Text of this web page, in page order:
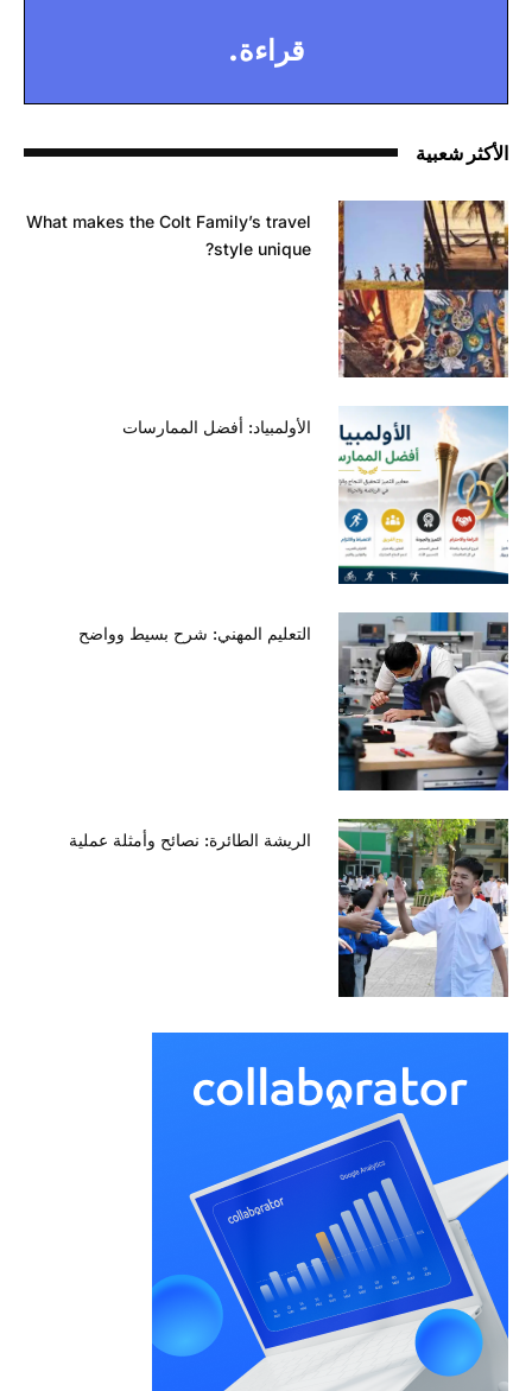
قراءة.
الأكثر شعبية
What makes the Colt Family’s travel
style unique?
الأولمبياد: أفضل الممارسات
التعليم المهني: شرح بسيط وواضح
الريشة الطائرة: نصائح وأمثلة عملية